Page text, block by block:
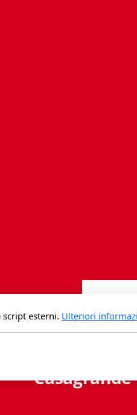
esterni. Ulteriori